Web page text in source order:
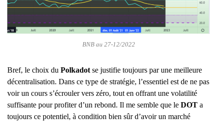
BNB au 27-12/2022
Bref, le choix du Polkadot se justifie toujours par une meilleure
décentralisation. Dans ce type de stratégie, l’essentiel est de ne pas
voir un cours s’écrouler vers zéro, tout en offrant une volatilité
suffisante pour profiter d’un rebond. Il me semble que le DOT a
toujours ce potentiel, à condition bien sûr d’avoir un marché